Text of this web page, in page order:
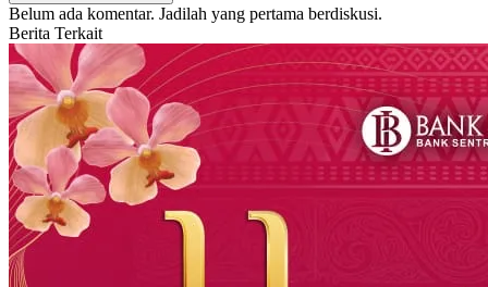
Belum ada komentar. Jadilah yang pertama berdiskusi.
Berita Terkait